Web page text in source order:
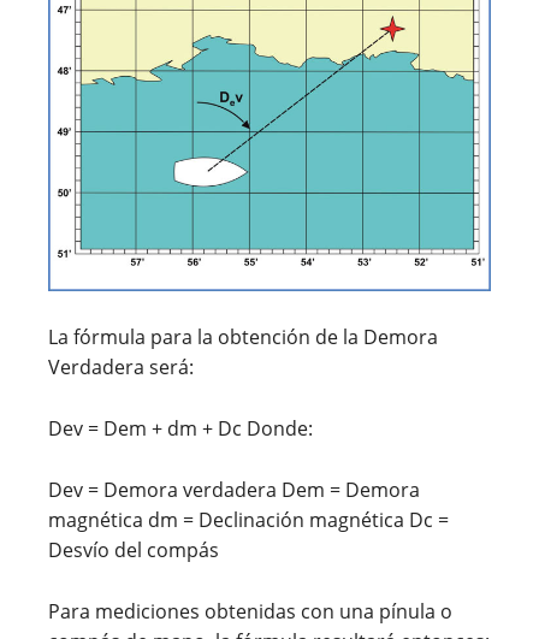
La fórmula para la obtención de la Demora
Verdadera será:
Dev = Dem + dm + Dc Donde:
Dev = Demora verdadera Dem = Demora
magnética dm = Declinación magnética Dc =
Desvío del compás
Para mediciones obtenidas con una pínula o